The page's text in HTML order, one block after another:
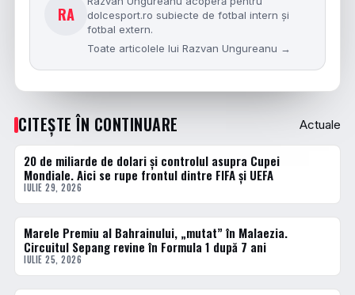
RA
dolcesport.ro subiecte de fotbal intern și
fotbal extern.
Toate articolele lui Razvan Ungureanu →
CITEȘTE ÎN CONTINUARE Actuale
ACTUALE
20 de miliarde de dolari și controlul asupra Cupei
Mondiale. Aici se rupe frontul dintre FIFA și UEFA
IULIE 29, 2026
ACTUALE
Marele Premiu al Bahrainului, „mutat” în Malaezia.
Circuitul Sepang revine în Formula 1 după 7 ani
IULIE 25, 2026